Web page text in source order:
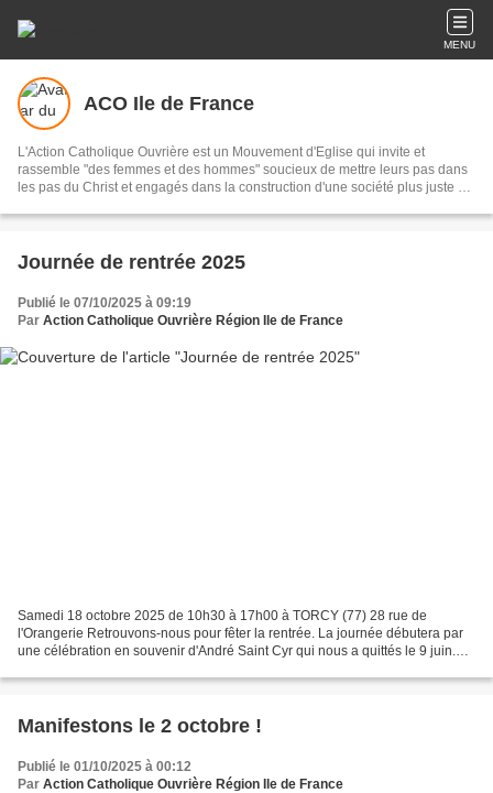
MENU
ACO Ile de France
L'Action Catholique Ouvrière est un Mouvement d'Eglise qui invite et
rassemble "des femmes et des hommes" soucieux de mettre leurs pas dans
les pas du Christ et engagés dans la construction d'une société plus juste où
Journée de rentrée 2025
Publié le 07/10/2025 à 09:19
Par Action Catholique Ouvrière Région Ile de France
Samedi 18 octobre 2025 de 10h30 à 17h00 à TORCY (77) 28 rue de
l'Orangerie Retrouvons-nous pour fêter la rentrée. La journée débutera par
une célébration en souvenir d'André Saint Cyr qui nous a quittés le 9 juin.
Manifestons le 2 octobre !
Publié le 01/10/2025 à 00:12
Par Action Catholique Ouvrière Région Ile de France